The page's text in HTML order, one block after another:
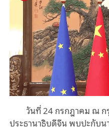
วันที่ 24 กรกฎาคม ณ ก
ประธานาธิบดีจีน พบปะกับน